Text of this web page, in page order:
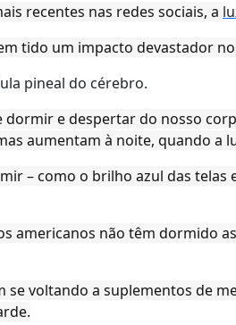
recentes nas redes sociais, a
tido um impacto devastador no
pineal do cérebro.
e despertar do nosso
aumentam à noite, quando a
– como o brilho azul das
americanos não têm dormido
voltando a suplementos de